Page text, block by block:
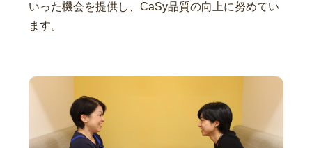
いった機会を提供し、CaSy品質の向上に努めてい
ます。